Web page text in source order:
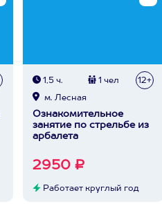
1,5 ч. 1 чел 12+
м. Лесная
Ознакомительное
занятие по стрельбе из
арбалета
2950 ₽
Работает круглый год